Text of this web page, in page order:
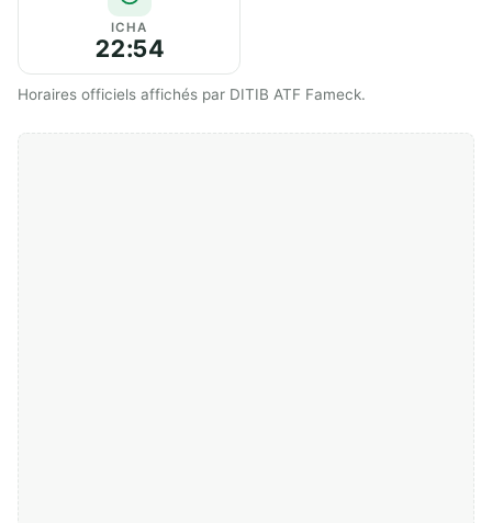
ICHA
22:54
Horaires officiels affichés par DITIB ATF Fameck.